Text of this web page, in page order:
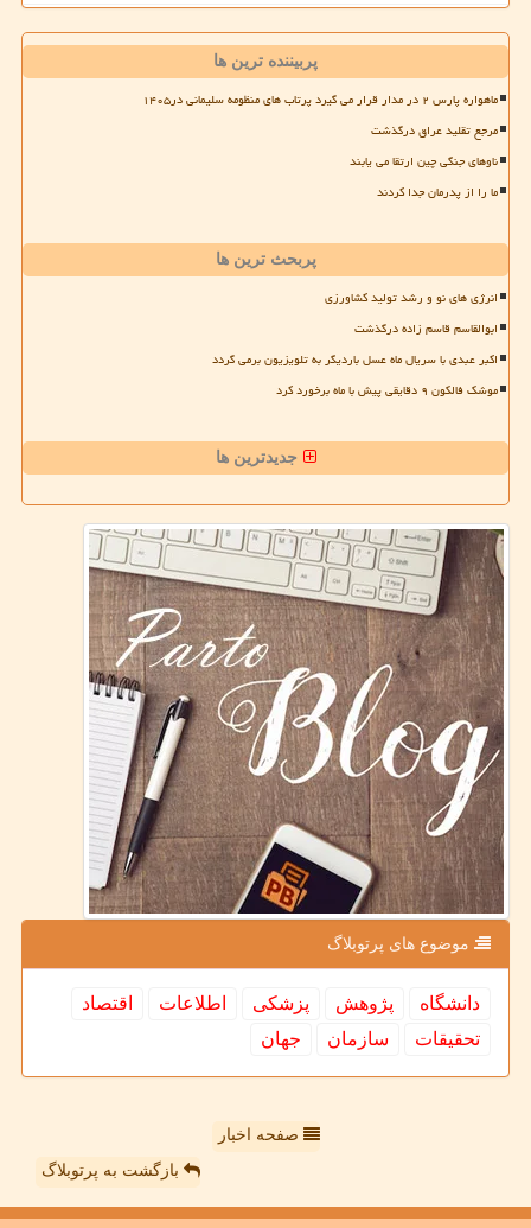
پربیننده ترین ها
ماهواره پارس ۲ در مدار قرار می گیرد پرتاب های منظومه سلیمانی در۱۴۰۵
مرجع تقلید عراق درگذشت
ناوهای جنگی چین ارتقا می یابند
ما را از پدرمان جدا کردند
پربحث ترین ها
انرژی های نو و رشد تولید کشاورزی
ابوالقاسم قاسم زاده درگذشت
اکبر عبدی با سریال ماه عسل باردیگر به تلویزیون برمی گردد
موشک فالکون ۹ دقایقی پیش با ماه برخورد کرد
جدیدترین ها
موضوع های پرتوبلاگ
دانشگاه پژوهش پزشكی اطلاعات
اقتصاد
تحقیقات
سازمان جهان
صفحه اخبار
بازگشت به پرتوبلاگ